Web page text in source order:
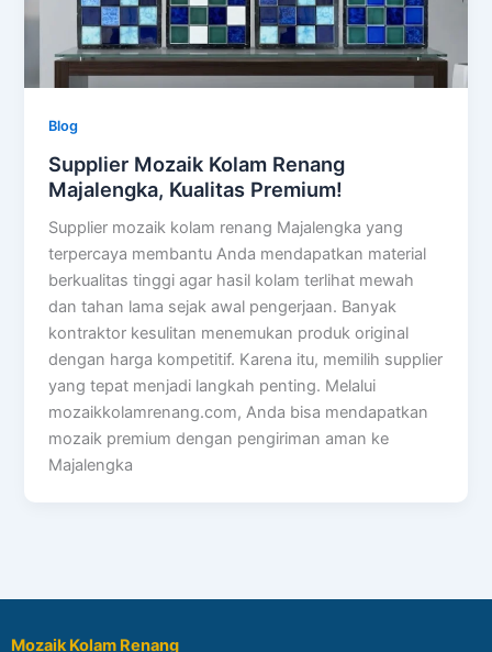
Blog
Supplier Mozaik Kolam Renang
Majalengka, Kualitas Premium!
Supplier mozaik kolam renang Majalengka yang
terpercaya membantu Anda mendapatkan material
berkualitas tinggi agar hasil kolam terlihat mewah
dan tahan lama sejak awal pengerjaan. Banyak
kontraktor kesulitan menemukan produk original
dengan harga kompetitif. Karena itu, memilih supplier
yang tepat menjadi langkah penting. Melalui
mozaikkolamrenang.com, Anda bisa mendapatkan
mozaik premium dengan pengiriman aman ke
Majalengka
Mozaik Kolam Renang